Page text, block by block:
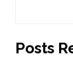
Posts